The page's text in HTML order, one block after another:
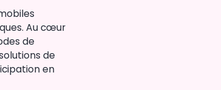
Au cœur
de
de
en